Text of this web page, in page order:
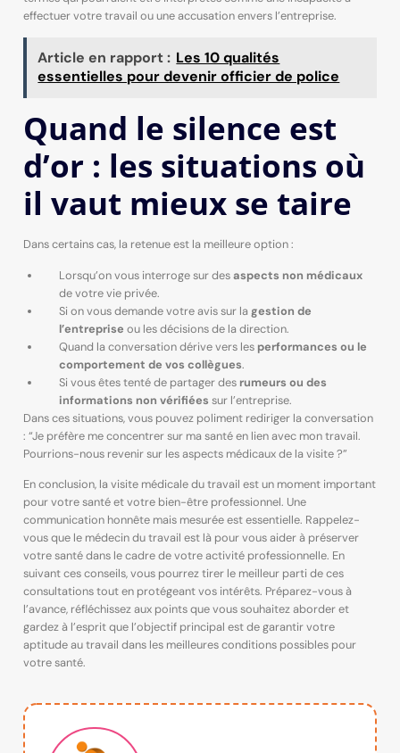
effectuer votre travail ou une accusation envers l’entreprise.
Article en rapport : Les 10 qualités
essentielles pour devenir officier de police
Quand le silence est
d’or : les situations où
il vaut mieux se taire
Dans certains cas, la retenue est la meilleure option :
Lorsqu’on vous interroge sur desaspects non médicaux
de votre vie privée.
Si on vous demande votre avis sur lagestion de
l’entreprise ou les décisions de la direction.
Quand la conversation dérive vers les performances ou le
comportement de vos collègues.
Si vous êtes tenté de partager des rumeurs ou des
informations non vérifiées sur l’entreprise.
Dans ces situations, vous pouvez poliment rediriger la conversation
: “Je préfère me concentrer sur ma santé en lien avec mon travail.
Pourrions-nous revenir sur les aspects médicaux de la visite ?”
En conclusion, la visite médicale du travail est un moment important
pour votre santé et votre bien-être professionnel. Une
communication honnête mais mesurée est essentielle. Rappelez-
vous que le médecin du travail est là pour vous aider à préserver
votre santé dans le cadre de votre activité professionnelle. En
suivant ces conseils, vous pourrez tirer le meilleur parti de ces
consultations tout en protégeant vos intérêts. Préparez-vous à
l’avance, réfléchissez aux points que vous souhaitez aborder et
gardez à l’esprit que l’objectif principal est de garantir votre
aptitude au travail dans les meilleures conditions possibles pour
votre santé.